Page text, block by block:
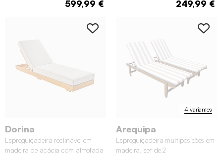
599,99 € 249,99 €
Dorina
Espreguiçadeira reclinável em
madeira de acácia com almofada
4 variantes
Arequipa
Espreguiçadeira multiposições em
madeira, set de 2